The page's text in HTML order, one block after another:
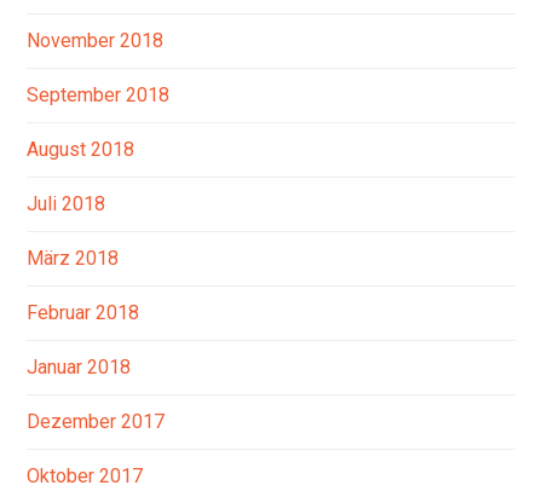
November 2018
September 2018
August 2018
Juli 2018
März 2018
Februar 2018
Januar 2018
Dezember 2017
Oktober 2017